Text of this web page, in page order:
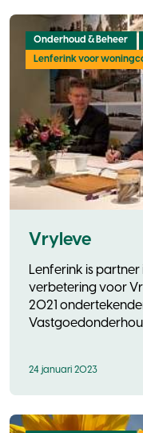
Onderhoud & Beheer
Lenferink voor
Vryleve
Lenferink is
verbetering voor
2021
24 januari 2023